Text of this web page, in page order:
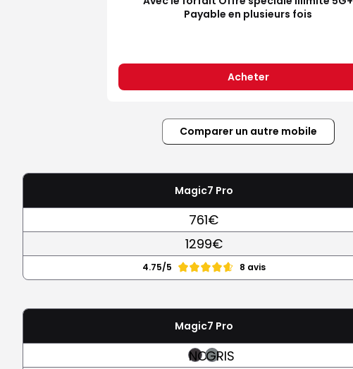
Payable en plusieurs fois
Acheter
Comparer un autre mobile
Magic7 Pro
761€
1299€
4.75/5 8 avis
Magic7 Pro
NOIRGRIS